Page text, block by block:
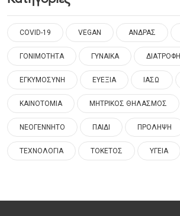
COVID-19 VEGAN ΑΝΔΡΑΣ
ΓΟΝΙΜΟΤΗΤΑ ΓΥΝΑΙΚΑ ΔΙΑΤΡΟΦΗ
ΕΓΚΥΜΟΣΥΝΗ ΕΥΕΞΙΑ ΙΑΣΩ
ΚΑΙΝΟΤΟΜΙΑ ΜΗΤΡΙΚΟΣ ΘΗΛΑΣΜΟΣ
ΝΕΟΓΕΝΝΗΤΟ ΠΑΙΔΙ ΠΡΟΛΗΨΗ
ΤΕΧΝΟΛΟΓΙΑ ΤΟΚΕΤΟΣ ΥΓΕΙΑ